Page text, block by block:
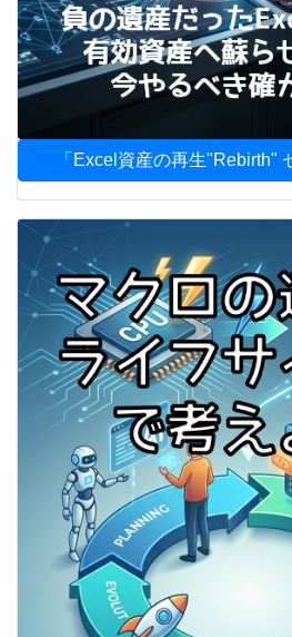
「Excel資産の再生"Rebirth"